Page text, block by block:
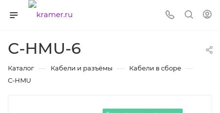
C-HMU-6
Каталог — Кабели и разъёмы — Кабели в сборе —
C-HMU